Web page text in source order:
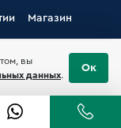
Магазин
вы
данных.
Ок